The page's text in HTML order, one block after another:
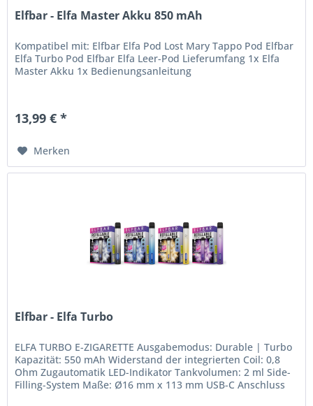
Elfbar - Elfa Master Akku 850 mAh
Kompatibel mit: Elfbar Elfa Pod Lost Mary Tappo Pod Elfbar
Elfa Turbo Pod Elfbar Elfa Leer-Pod Lieferumfang 1x Elfa
Master Akku 1x Bedienungsanleitung
13,99 € *
Merken
Elfbar - Elfa Turbo
ELFA TURBO E-ZIGARETTE Ausgabemodus: Durable | Turbo
Kapazität: 550 mAh Widerstand der integrierten Coil: 0,8
Ohm Zugautomatik LED-Indikator Tankvolumen: 2 ml Side-
Filling-System Maße: Ø16 mm x 113 mm USB-C Anschluss